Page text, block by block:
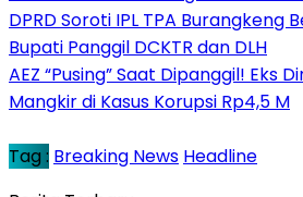
DPRD Soroti IPL TPA Burangkeng
Bupati Panggil DCKTR dan DLH
AEZ “Pusing” Saat Dipanggil! Eks
Mangkir di Kasus Korupsi Rp4,5 M
Tag : Breaking News Headline